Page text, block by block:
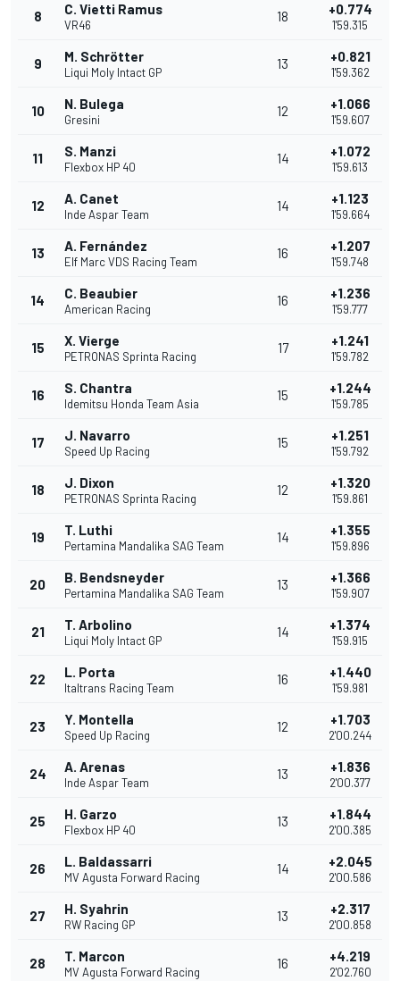
8 C. Vietti Ramus
VR46
18 +0.774
1'59.315
9 M. Schrötter
Liqui Moly Intact GP
13 +0.821
1'59.362
10 N. Bulega
Gresini
12 +1.066
1'59.607
11 S. Manzi
Flexbox HP 40
14 +1.072
1'59.613
12 A. Canet
Inde Aspar Team
14 +1.123
1'59.664
13 A. Fernández
Elf Marc VDS Racing Team
16 +1.207
1'59.748
14 C. Beaubier
American Racing
16 +1.236
1'59.777
15 X. Vierge
PETRONAS Sprinta Racing
17 +1.241
1'59.782
16 S. Chantra
Idemitsu Honda Team Asia
15 +1.244
1'59.785
17 J. Navarro
Speed Up Racing
15 +1.251
1'59.792
18 J. Dixon
PETRONAS Sprinta Racing
12 +1.320
1'59.861
19 T. Luthi
Pertamina Mandalika SAG Team
14 +1.355
1'59.896
20 B. Bendsneyder
Pertamina Mandalika SAG Team
13 +1.366
1'59.907
21 T. Arbolino
Liqui Moly Intact GP
14 +1.374
1'59.915
22 L. Porta
Italtrans Racing Team
16 +1.440
1'59.981
23 Y. Montella
Speed Up Racing
12 +1.703
2'00.244
24 A. Arenas
Inde Aspar Team
13 +1.836
2'00.377
25 H. Garzo
Flexbox HP 40
13 +1.844
2'00.385
26 L. Baldassarri
MV Agusta Forward Racing
14 +2.045
2'00.586
27 H. Syahrin
RW Racing GP
13 +2.317
2'00.858
28 T. Marcon
MV Agusta Forward Racing
16 +4.219
2'02.760